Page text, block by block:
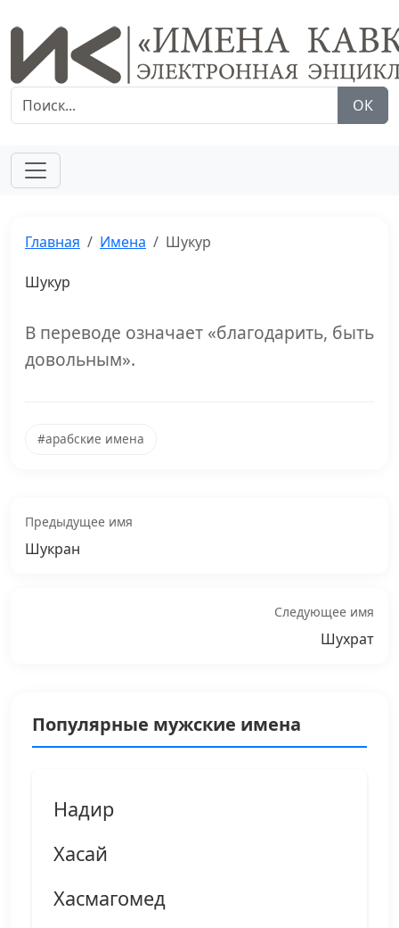
ОК
Главная Имена Шукур
Шукур
В переводе означает «благодарить, быть
довольным».
#арабские имена
Предыдущее имя
Шукран
Следующее имя
Шухрат
Популярные мужские имена
Надир
Хасай
Хасмагомед